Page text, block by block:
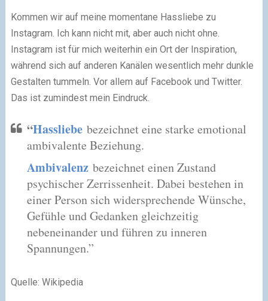
Kommen wir auf meine momentane Hassliebe zu
Instagram. Ich kann nicht mit, aber auch nicht ohne.
Instagram ist für mich weiterhin ein Ort der Inspiration,
während sich auf anderen Kanälen wesentlich mehr dunkle
Gestalten tummeln. Vor allem auf Facebook und Twitter.
Das ist zumindest mein Eindruck.
“Hassliebebezeichnet eine starke emotional
ambivalente Beziehung.
Ambivalenzbezeichnet einen Zustand
psychischer Zerrissenheit. Dabei bestehen in
einer Person sich widersprechende Wünsche,
Gefühle und Gedanken gleichzeitig
nebeneinander und führen zu inneren
Spannungen.”
Quelle: Wikipedia